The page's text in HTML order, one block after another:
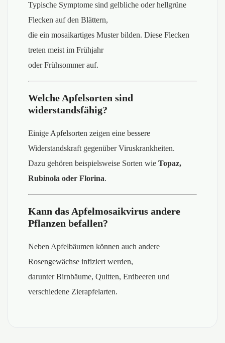
Typische Symptome sind gelbliche oder hellgrüne
Flecken auf den Blättern,
die ein mosaikartiges Muster bilden. Diese Flecken
treten meist im Frühjahr
oder Frühsommer auf.
Welche Apfelsorten sind
widerstandsfähig?
Einige Apfelsorten zeigen eine bessere
Widerstandskraft gegenüber Viruskrankheiten.
Dazu gehören beispielsweise Sorten wie Topaz,
Rubinola oder Florina.
Kann das Apfelmosaikvirus andere
Pflanzen befallen?
Neben Apfelbäumen können auch andere
Rosengewächse infiziert werden,
darunter Birnbäume, Quitten, Erdbeeren und
verschiedene Zierapfelarten.